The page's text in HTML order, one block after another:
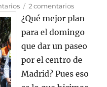
2 comentariosen
Los
de
ALBA
pasean
el
¿Qué mejor plan
para el domingo
que dar un paseo
por el centro de
Madrid? Pues eso